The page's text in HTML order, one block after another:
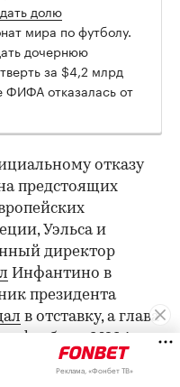
долю
мира по футболу.
дочернюю
за $4,2 млрд
ФИФА отказалась от
отказу
предстоящих
Уэльса и
директор
Инфантино в
президента
в отставку, а глава
футбола ФИФА
был причастен к
Реклама, «Фонбет ТВ»